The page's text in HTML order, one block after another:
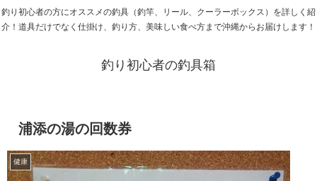
釣り初心者の方にオススメの釣具（釣竿、リール、クーラーボックス）を詳しく紹
介！道具だけでなく仕掛け、釣り方、美味しい食べ方まで沖縄からお届けします！
釣り初心者の釣具箱
浦添の湯の回数券
健康